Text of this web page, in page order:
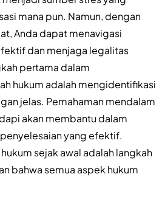
mana pun. Namun, dengan
Anda dapat menavigasi
dan menjaga legalitas
pertama dalam
hukum adalah mengidentifikasi
jelas. Pemahaman mendalam
akan membantu dalam
yang efektif.
sejak awal adalah langkah
bahwa semua aspek hukum